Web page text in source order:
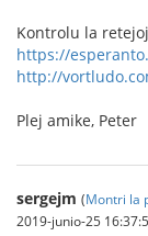
Kontrolu la
https://
http://
Plej amike, Peter
sergejm (Montri la
2019-junio-25